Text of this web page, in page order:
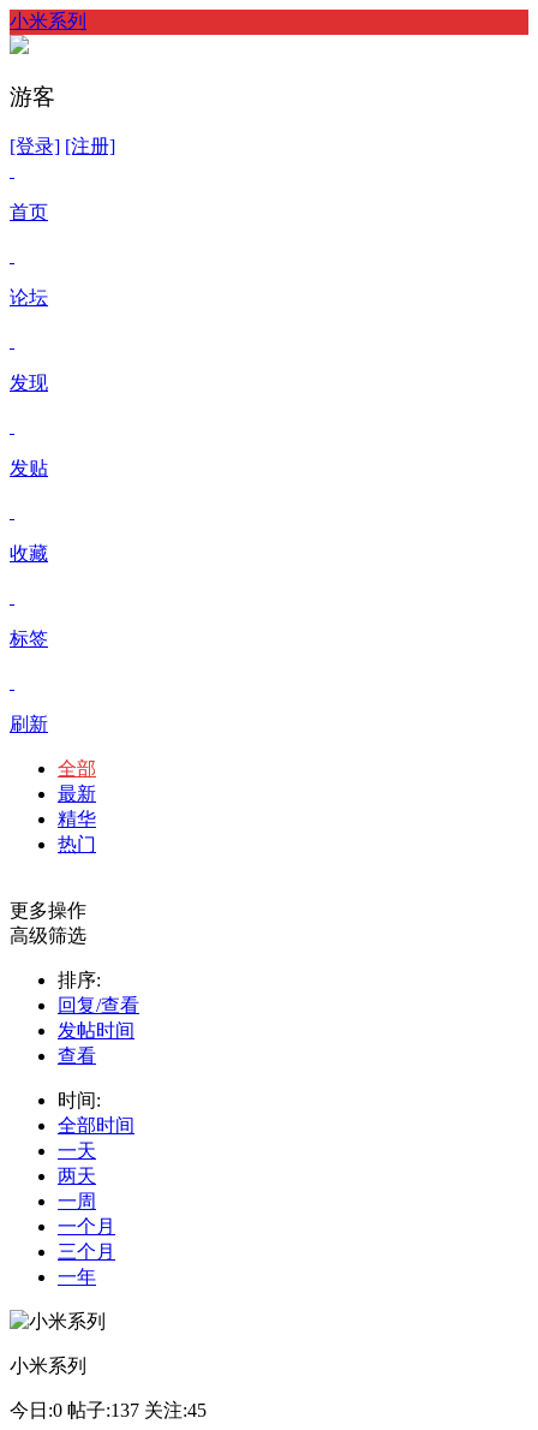
小米系列
游客
[登录] [注册]
首页
论坛
发现
发贴
收藏
标签
刷新
全部
最新
精华
热门
更多操作
高级筛选
排序:
回复/查看
发帖时间
查看
时间:
全部时间
一天
两天
一周
一个月
三个月
一年
小米系列
今日:0 帖子:137 关注:45